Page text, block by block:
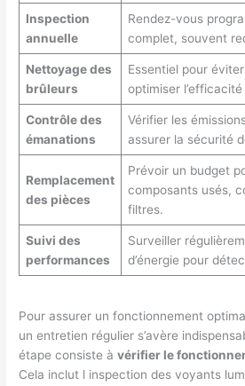
Inspection
annuelle
Rendez-vous
complet, souvent
Nettoyage des
brûleurs
Essentiel pour
optimiser
Contrôle des
émanations
Vérifier les
assurer la sécurité
Remplacement
des pièces
Prévoir un budget
composants usés,
filtres.
Suivi des
performances
Surveiller
d’énergie pour
Pour assurer un fonctionnement
un entretien régulier s’avère
étape consiste àvérifier le
Cela inclut l inspection des voyants